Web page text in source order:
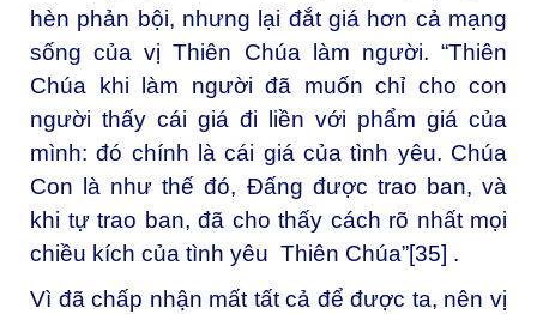
hèn phản bội, nhưng lại đắt giá hơn cả mạng
sống của vị Thiên Chúa làm người. “Thiên
Chúa khi làm người đã muốn chỉ cho con
người thấy cái giá đi liền với phẩm giá của
mình: đó chính là cái giá của tình yêu. Chúa
Con là như thế đó, Đấng được trao ban, và
khi tự trao ban, đã cho thấy cách rõ nhất mọi
chiều kích của tình yêu Thiên Chúa”[35] .
Vì đã chấp nhận mất tất cả để được ta, nên vị